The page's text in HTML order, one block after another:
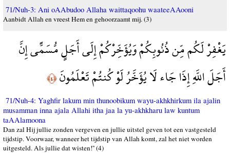
71/Nuh-3: Ani oAAbudoo Allaha waittaqoohu waateeAAooni
Aanbidt Allah en vreest Hem en gehoorzaamt mij. (3)
يَغْفِرْ لَكُم مِّن ذُنُوبِكُمْ وَيُؤَخِّرْكُمْ إِلَى أَجَلٍ مُّسَمًّى إِنَّ
أَجَلَ اللَّهِ إِذَا جَاء لَا يُؤَخَّرُ لَوْ كُنتُمْ تَعْلَمُونَ﴿٤﴾
71/Nuh-4: Yaghfir lakum min thunoobikum wayu-akhkhirkum ila ajalin
musamman inna ajala Allahi itha jaa la yu-akhkharu law kuntum
taAAlamoona
Dan zal Hij jullie zonden vergeven en jullie uitstel geven tot een vastgesteld
tijdstip. Voorwaar, wanneer het tijdstip van Allah komt, zal het niet worden
uitgesteld. Als jullie dat wisten!'' (4)